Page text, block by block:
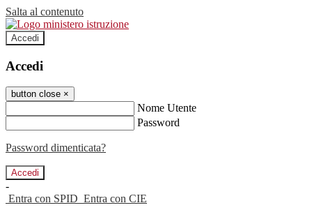
Salta al contenuto
Accedi
Accedi
button close ×
Nome Utente
Password
Password dimenticata?
-
Entra con SPID Entra con CIE